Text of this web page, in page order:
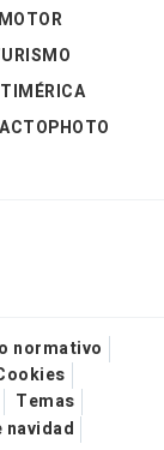
MOTOR
normativo
Temas
navidad